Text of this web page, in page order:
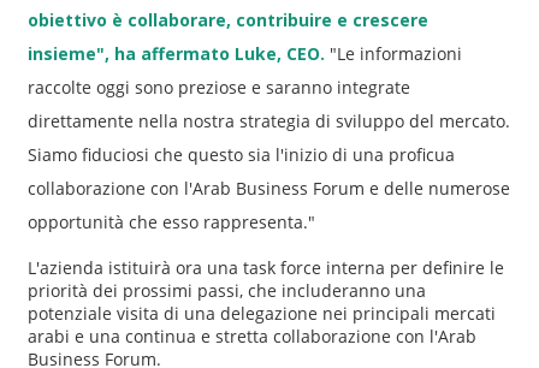
obiettivo è collaborare, contribuire e crescere
insieme", ha affermato Luke, CEO. "Le informazioni
raccolte oggi sono preziose e saranno integrate
direttamente nella nostra strategia di sviluppo del mercato.
Siamo fiduciosi che questo sia l'inizio di una proficua
collaborazione con l'Arab Business Forum e delle numerose
opportunità che esso rappresenta."
L'azienda istituirà ora una task force interna per definire le
priorità dei prossimi passi, che includeranno una
potenziale visita di una delegazione nei principali mercati
arabi e una continua e stretta collaborazione con l'Arab
Business Forum.